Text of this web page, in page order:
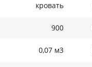
кровать
900
0,07 м3